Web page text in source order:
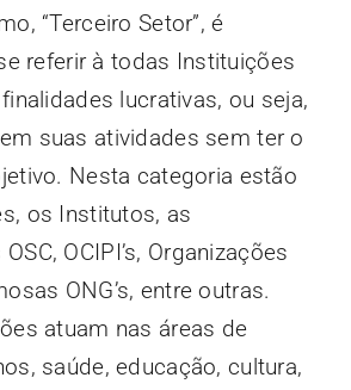
“Terceiro Setor”, é
referir à todas Instituições
lucrativas, ou seja,
suas atividades sem ter o
Nesta categoria estão
os Institutos, as
OCIPI’s, Organizações
ONG’s, entre outras.
atuam nas áreas de
saúde, educação, cultura,